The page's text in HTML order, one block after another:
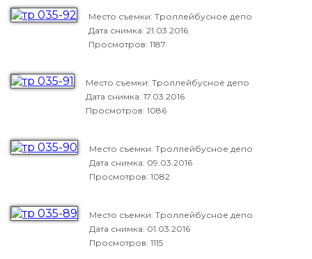
Место съемки: Троллейбусное депо
Дата снимка: 21.03.2016
Просмотров: 1187
Место съемки: Троллейбусное депо
Дата снимка: 17.03.2016
Просмотров: 1086
Место съемки: Троллейбусное депо
Дата снимка: 09.03.2016
Просмотров: 1082
Место съемки: Троллейбусное депо
Дата снимка: 01.03.2016
Просмотров: 1115